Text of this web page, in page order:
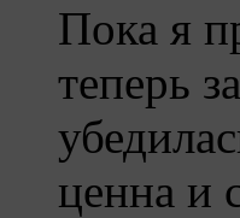
Пока я
теперь
ценна и